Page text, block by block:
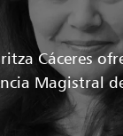
Cáceres
Magistral